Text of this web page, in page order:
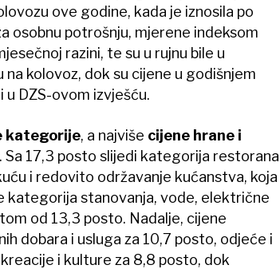
ove godine, kada je iznosila po
osobnu potrošnju, mjerene indeksom
razini, te su u rujnu bile u
kolovoz, dok su cijene u godišnjem
DZS-ovom izvješću.
kategorije, a najviše cijene hrane i
Sa 17,3 posto slijedi kategorija restorana
i redovito održavanje kućanstva, koja
kategorija stanovanja, vode, električne
od 13,3 posto. Nadalje, cijene
dobara i usluga za 10,7 posto, odjeće i
i kulture za 8,8 posto, dok